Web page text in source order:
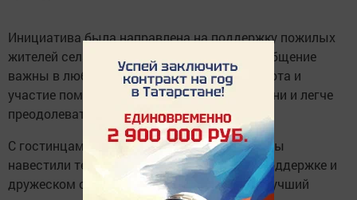
Инициатива была направлена на поддержку пожилых
жителей села, напоминая, что внимание и общение
важны в любом возрасте. Ведь именно забота и
участие помогают сохранить интерес к жизни и легче
преодолевать трудности.
С гостинцами и теплыми словами волонтеры
навестили тех, кто особенно нуждается в поддержке и
дружеском общении. Акция показала, что лучший